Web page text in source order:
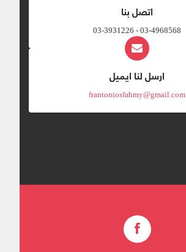
اتصل بنا
03-4968568 - 03-3931226
ارسل لنا ايميل
frantoniosfahmy@gmail.com